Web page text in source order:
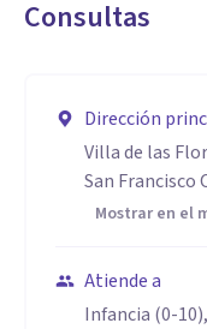
Consultas
Dirección
Villa de las
San Francisco
Mostrar en el
Atiende a
Infancia (0-